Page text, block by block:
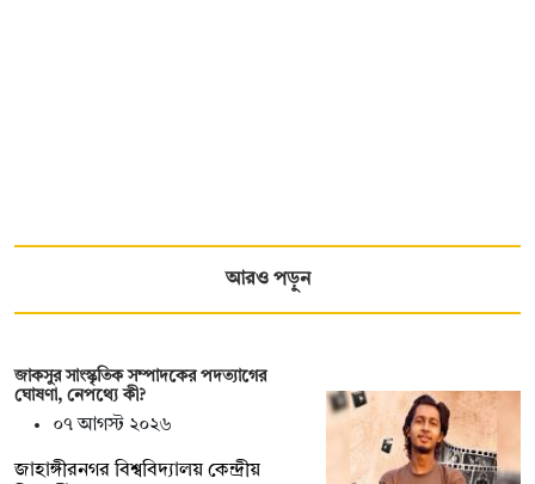
আরও পড়ুন
জাকসুর সাংস্কৃতিক সম্পাদকের পদত্যাগের
ঘোষণা, নেপথ্যে কী?
০৭ আগস্ট ২০২৬
জাহাঙ্গীরনগর বিশ্ববিদ্যালয় কেন্দ্রীয়